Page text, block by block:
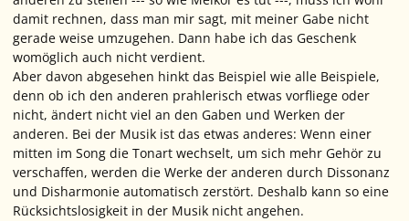
damit rechnen, dass man mir sagt, mit meiner Gabe nicht
gerade weise umzugehen. Dann habe ich das Geschenk
womöglich auch nicht verdient.
Aber davon abgesehen hinkt das Beispiel wie alle Beispiele,
denn ob ich den anderen prahlerisch etwas vorfliege oder
nicht, ändert nicht viel an den Gaben und Werken der
anderen. Bei der Musik ist das etwas anderes: Wenn einer
mitten im Song die Tonart wechselt, um sich mehr Gehör zu
verschaffen, werden die Werke der anderen durch Dissonanz
und Disharmonie automatisch zerstört. Deshalb kann so eine
Rücksichtslosigkeit in der Musik nicht angehen.